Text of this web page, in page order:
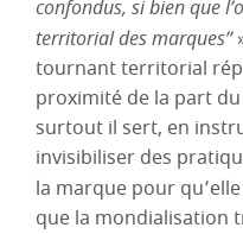
confondus, si bien que
territorial des marques”
tournant territorial
proximité de la part
surtout il sert, en
invisibiliser des
la marque pour
que la mondialisation